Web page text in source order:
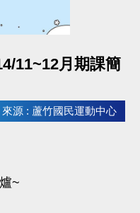
11~12月期課簡
來源 : 蘆竹國民運動中心
~